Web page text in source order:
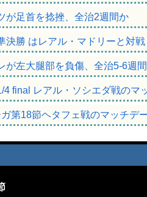
が足首を捻挫、全治2週間か
決勝 はレアル・マドリーと対戦
が左大腿部を負傷、全治5-6週間
4 final レアル・ソシエダ戦のマ
ガ第18節ヘタフェ戦のマッチデ